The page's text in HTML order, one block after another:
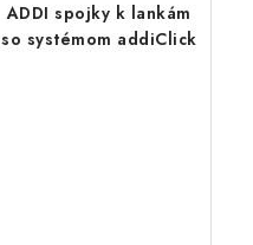
ADDI spojky k lankám
so systémom addiClick